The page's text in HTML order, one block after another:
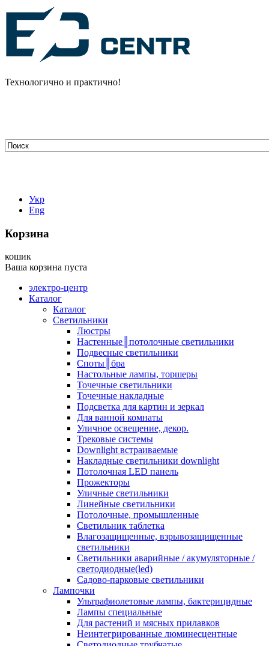
Технологично и практично!
Укр
Eng
Корзина
кошик
Ваша корзина пуста
электро-центр
Каталог
Каталог
Светильники
Люстры
Настенные║потолочные светильники
Подвесные светильники
Споты║бра
Настольные лампы, торшеры
Точечные светильники
Точечные накладные
Подсветка для картин и зеркал
Для ванной комнаты
Уличное освещение, декор.
Трековые системы
Downlight встраиваемые
Накладные светильники downlight
Потолочная LED панель
Прожекторы
Уличные светильники
Линейные светильники
Потолочные, промышленные
Светильник таблетка
Влагозащищенные, взрывозащищенные
светильники
Светильники аварийные / акумуляторные /
светодиодные(led)
Садово-парковые светильники
Лампочки
Ультрафиолетовые лампы, бактерицидные
Лампы специальные
Для растений и мясных прилавков
Неинтегрированные люминесцентные